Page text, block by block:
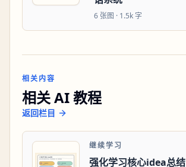
6 张图 · 1.5k 字
相关内容
相关 AI 教程
返回栏目
继续学习
强化学习核心idea总结